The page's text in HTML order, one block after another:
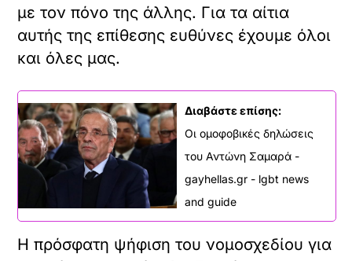
με τον πόνο της άλλης. Για τα αίτια
αυτής της επίθεσης ευθύνες έχουμε όλοι
και όλες μας.
Διαβάστε επίσης:
Οι ομοφοβικές δηλώσεις
του Αντώνη Σαμαρά -
gayhellas.gr - lgbt news
and guide
Η πρόσφατη ψήφιση του νομοσχεδίου για